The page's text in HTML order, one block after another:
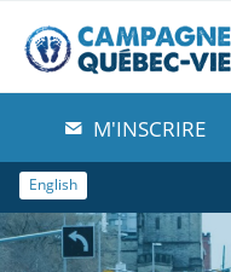
À propos de nous
Blog
Comprendre
M'INSCRIRE
English